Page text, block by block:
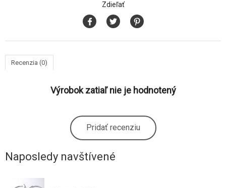
Zdieľať
Recenzia (0)
Výrobok zatiaľ nie je hodnotený
Pridať recenziu
Naposledy navštívené